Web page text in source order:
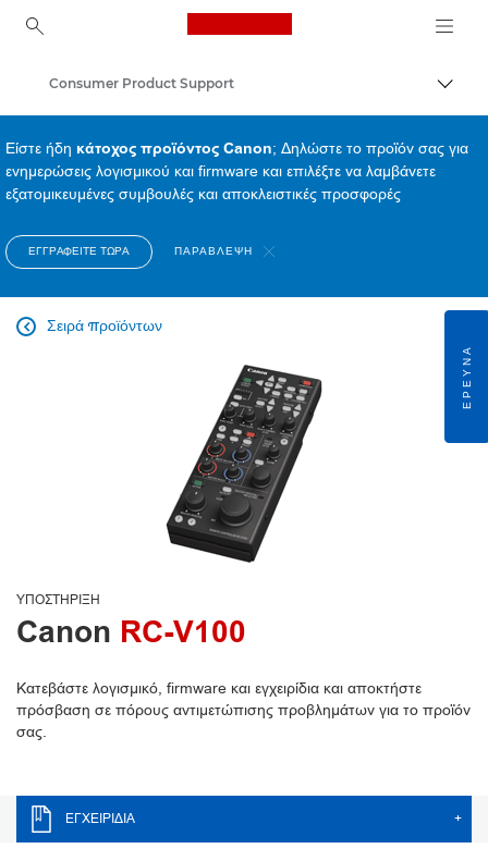
Canon Logo, back to
Consumer Product Support
Είστε ήδη κάτοχος προϊόντος Canon; Δηλώστε το προϊόν σας για
ενημερώσεις λογισμικού και firmware και επιλέξτε να λαμβάνετε
εξατομικευμένες συμβουλές και αποκλειστικές προσφορές
ΕΓΓΡΑΦΕΊΤΕ ΤΏΡΑ ΠΑΡΆΒΛΕΨΗ
Σειρά προϊόντων

ΥΠΟΣΤΉΡΙΞΗ
Canon RC-V100
Κατεβάστε λογισμικό, firmware και εγχειρίδια και αποκτήστε
πρόσβαση σε πόρους αντιμετώπισης προβλημάτων για το προϊόν
σας.
ΕΓΧΕΙΡΊΔΙΑ +
ΈΡΕΥΝΑ